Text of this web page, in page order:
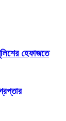
হেফাজতে